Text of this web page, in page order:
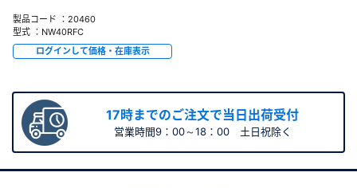
製品コード ：20460
型式 ：NW40RFC
ログインして価格・在庫表示
17時までのご注文で当日出荷受付
営業時間9：00～18：00 土日祝除く